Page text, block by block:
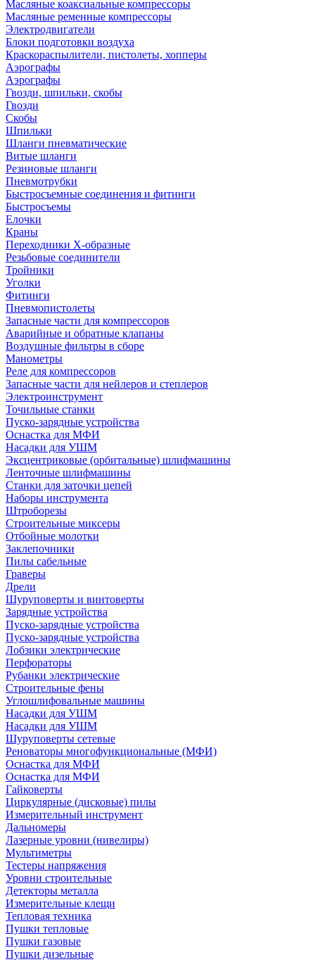
Масляные коаксиальные компрессоры
Масляные ременные компрессоры
Электродвигатели
Блоки подготовки воздуха
Краскораспылители, пистолеты, хопперы
Аэрографы
Аэрографы
Гвозди, шпильки, скобы
Гвозди
Скобы
Шпильки
Шланги пневматические
Витые шланги
Резиновые шланги
Пневмотрубки
Быстросъемные соединения и фитинги
Быстросъемы
Елочки
Краны
Переходники Х-образные
Резьбовые соединители
Тройники
Уголки
Фитинги
Пневмопистолеты
Запасные части для компрессоров
Аварийные и обратные клапаны
Воздушные фильтры в сборе
Манометры
Реле для компрессоров
Запасные части для нейлеров и степлеров
Электроинструмент
Точильные станки
Пуско-зарядные устройства
Оснастка для МФИ
Насадки для УШМ
Эксцентриковые (орбитальные) шлифмашины
Ленточные шлифмашины
Станки для заточки цепей
Наборы инструмента
Штроборезы
Строительные миксеры
Отбойные молотки
Заклепочники
Пилы сабельные
Граверы
Дрели
Шуруповерты и винтоверты
Зарядные устройства
Пуско-зарядные устройства
Пуско-зарядные устройства
Лобзики электрические
Перфораторы
Рубанки электрические
Строительные фены
Углошлифовальные машины
Насадки для УШМ
Насадки для УШМ
Шуруповерты сетевые
Реноваторы многофункциональные (МФИ)
Оснастка для МФИ
Оснастка для МФИ
Гайковерты
Циркулярные (дисковые) пилы
Измерительный инструмент
Дальномеры
Лазерные уровни (нивелиры)
Мультиметры
Тестеры напряжения
Уровни строительные
Детекторы металла
Измерительные клещи
Тепловая техника
Пушки тепловые
Пушки газовые
Пушки дизельные